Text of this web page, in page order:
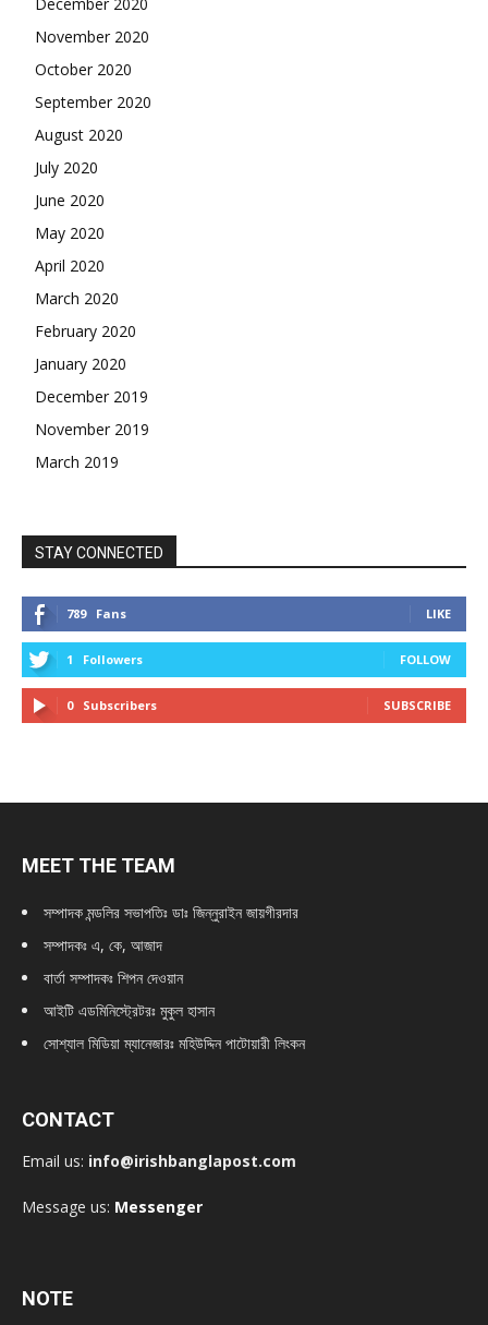
December 2020
November 2020
October 2020
September 2020
August 2020
July 2020
June 2020
May 2020
April 2020
March 2020
February 2020
January 2020
December 2019
November 2019
March 2019
STAY CONNECTED
789 Fans LIKE
1 Followers FOLLOW
0 Subscribers SUBSCRIBE
MEET THE TEAM
সম্পাদক মন্ডলির সভাপতিঃ ডাঃ জিন্নুরাইন জায়গীরদার
সম্পাদকঃ এ, কে, আজাদ
বার্তা সম্পাদকঃ শিপন দেওয়ান
আইটি এডমিনিস্ট্রেটরঃ মুকুল হাসান
সোশ্যাল মিডিয়া ম্যানেজারঃ মহিউদ্দিন পাটোয়ারী লিংকন
CONTACT
Email us: info@irishbanglapost.com
Message us: Messenger
NOTE